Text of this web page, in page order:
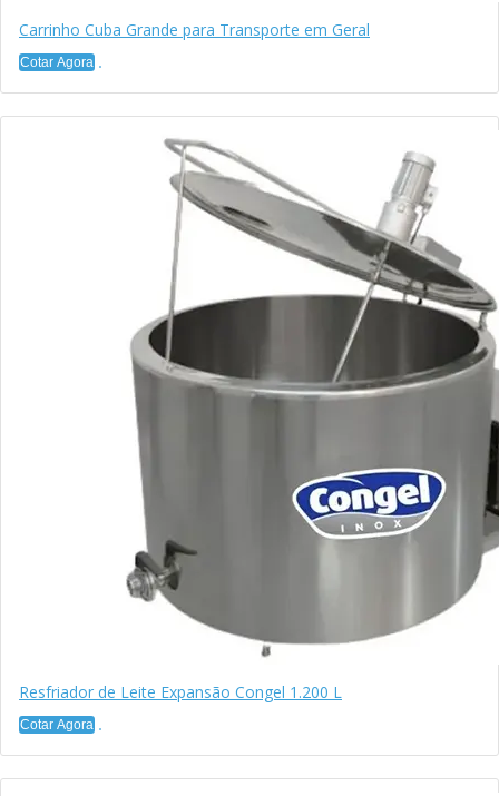
Carrinho Cuba Grande para Transporte em Geral
Cotar Agora
Resfriador de Leite Expansão Congel 1.200 L
Cotar Agora